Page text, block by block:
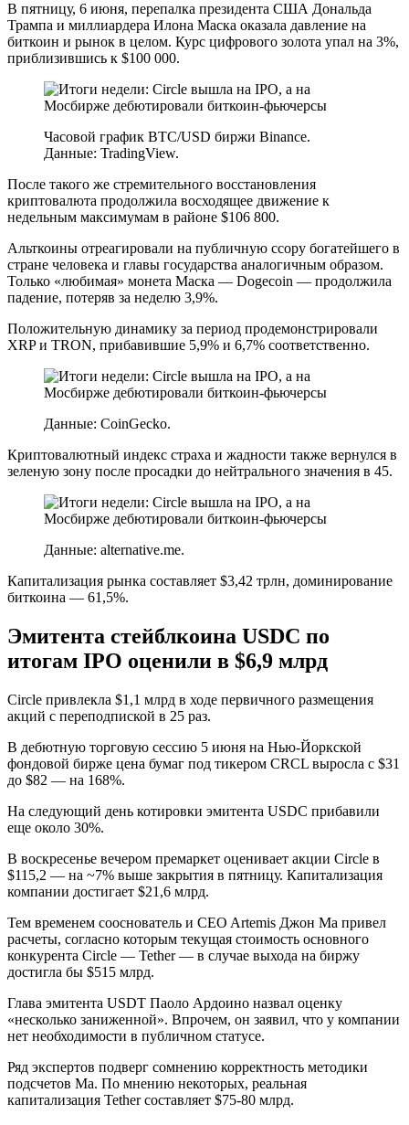
В пятницу, 6 июня, перепалка президента США Дональда
Трампа и миллиардера Илона Маска оказала давление на
биткоин и рынок в целом. Курс цифрового золота упал на 3%,
приблизившись к $100 000.
Часовой график BTC/USD биржи Binance.
Данные: TradingView.
После такого же стремительного восстановления
криптовалюта продолжила восходящее движение к
недельным максимумам в районе $106 800.
Альткоины отреагировали на публичную ссору богатейшего в
стране человека и главы государства аналогичным образом.
Только «любимая» монета Маска — Dogecoin — продолжила
падение, потеряв за неделю 3,9%.
Положительную динамику за период продемонстрировали
XRP и TRON, прибавившие 5,9% и 6,7% соответственно.
Данные: CoinGecko.
Криптовалютный индекс страха и жадности также вернулся в
зеленую зону после просадки до нейтрального значения в 45.
Данные: alternative.me.
Капитализация рынка составляет $3,42 трлн, доминирование
биткоина — 61,5%.
Эмитента стейблкоина USDC по
итогам IPO оценили в $6,9 млрд
Circle привлекла $1,1 млрд в ходе первичного размещения
акций с переподпиской в 25 раз.
В дебютную торговую сессию 5 июня на Нью-Йоркской
фондовой бирже цена бумаг под тикером CRCL выросла с $31
до $82 — на 168%.
На следующий день котировки эмитента USDC прибавили
еще около 30%.
В воскресенье вечером премаркет оценивает акции Circle в
$115,2 — на ~7% выше закрытия в пятницу. Капитализация
компании достигает $21,6 млрд.
Тем временем сооснователь и CEO Artemis Джон Ма привел
расчеты, согласно которым текущая стоимость основного
конкурента Circle — Tether — в случае выхода на биржу
достигла бы $515 млрд.
Глава эмитента USDT Паоло Ардоино назвал оценку
«несколько заниженной». Впрочем, он заявил, что у компании
нет необходимости в публичном статусе.
Ряд экспертов подверг сомнению корректность методики
подсчетов Ма. По мнению некоторых, реальная
капитализация Tether составляет $75-80 млрд.